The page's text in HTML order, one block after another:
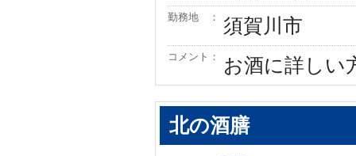
勤務地 ： 須賀川市
コメント： お酒に詳しい
北の酒膳